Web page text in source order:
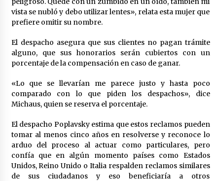
vista se nubló y debo utilizar lentes», relata esta mujer que
prefiere omitir su nombre.
El despacho asegura que sus clientes no pagan trámite
alguno, que sus honorarios serán cubiertos con un
porcentaje de la compensación en caso de ganar.
«Lo que se llevarían me parece justo y hasta poco
comparado con lo que piden los despachos», dice
Michaus, quien se reserva el porcentaje.
El despacho Poplavsky estima que estos reclamos pueden
tomar al menos cinco años en resolverse y reconoce lo
arduo del proceso al actuar como particulares, pero
confía que en algún momento países como Estados
Unidos, Reino Unido o Italia respalden reclamos similares
de sus ciudadanos y eso beneficiaría a otros